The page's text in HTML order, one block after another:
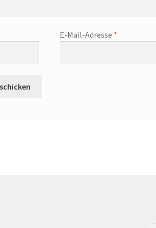
E-Mail-Adresse *